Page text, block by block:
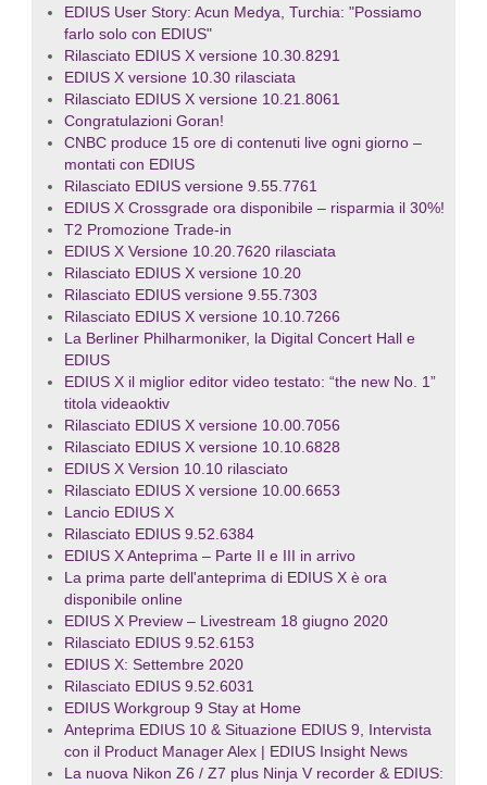
EDIUS User Story: Acun Medya, Turchia: "Possiamo
farlo solo con EDIUS"
Rilasciato EDIUS X versione 10.30.8291
EDIUS X versione 10.30 rilasciata
Rilasciato EDIUS X versione 10.21.8061
Congratulazioni Goran!
CNBC produce 15 ore di contenuti live ogni giorno –
montati con EDIUS
Rilasciato EDIUS versione 9.55.7761
EDIUS X Crossgrade ora disponibile – risparmia il 30%!
T2 Promozione Trade-in
EDIUS X Versione 10.20.7620 rilasciata
Rilasciato EDIUS X versione 10.20
Rilasciato EDIUS versione 9.55.7303
Rilasciato EDIUS X versione 10.10.7266
La Berliner Philharmoniker, la Digital Concert Hall e
EDIUS
EDIUS X il miglior editor video testato: “the new No. 1”
titola videaoktiv
Rilasciato EDIUS X versione 10.00.7056
Rilasciato EDIUS X versione 10.10.6828
EDIUS X Version 10.10 rilasciato
Rilasciato EDIUS X versione 10.00.6653
Lancio EDIUS X
Rilasciato EDIUS 9.52.6384
EDIUS X Anteprima – Parte II e III in arrivo
La prima parte dell'anteprima di EDIUS X è ora
disponibile online
EDIUS X Preview – Livestream 18 giugno 2020
Rilasciato EDIUS 9.52.6153
EDIUS X: Settembre 2020
Rilasciato EDIUS 9.52.6031
EDIUS Workgroup 9 Stay at Home
Anteprima EDIUS 10 & Situazione EDIUS 9, Intervista
con il Product Manager Alex | EDIUS Insight News
La nuova Nikon Z6 / Z7 plus Ninja V recorder & EDIUS: